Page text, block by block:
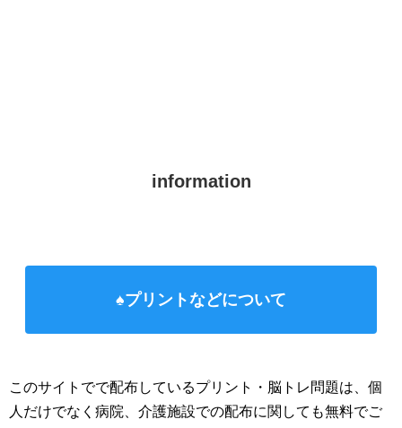
information
♠プリントなどについて
このサイトでで配布しているプリント・脳トレ問題は、個
人だけでなく病院、介護施設での配布に関しても無料でご